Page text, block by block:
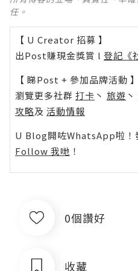
任。
【 U Creator 招募 】
出Post賺現金獎賞 l 登記《
【 睇Post + 參加品牌活動 】
瀏覽更多社群 打卡 丶 旅遊 丶
攻略及 活動情報
U Blog開咗WhatsApp啦！
Follow 我哋 ！
0個讚好
收藏